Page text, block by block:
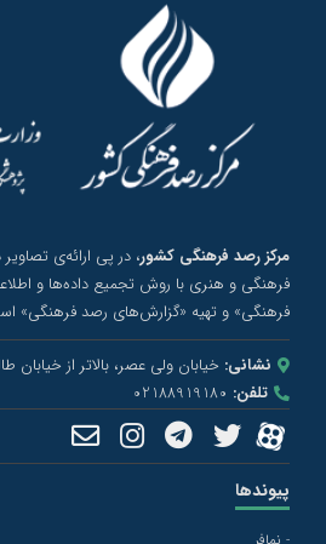
مرکز رصد فرهنگی کشور، در پی ارائه‌ی
فرهنگی و هنری با روش تجمیع داده‌ها و
فرهنگی» و تهیه «گزارش‌های رصد فرهنگی»
نشانی: خیابان ولی عصر، بالاتر از خیابان
تلفن:
پیوندها